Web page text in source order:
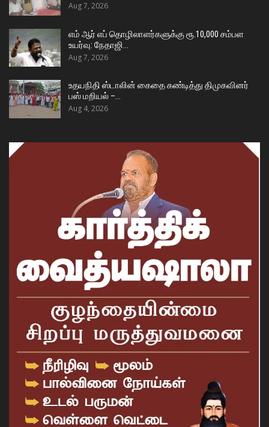
Aug 7, 2026
எம் ஆர் எப் தொழிலாளர்களுக்கு ரூ.10,000 சம்பள
உயர்வு: நேதாஜி…
Aug 7, 2026
உதயநிதி ஸ்டாலின் கைதை கண்டித்து திமுகவினர்
பஸ் மறியல் –…
Aug 4, 2026